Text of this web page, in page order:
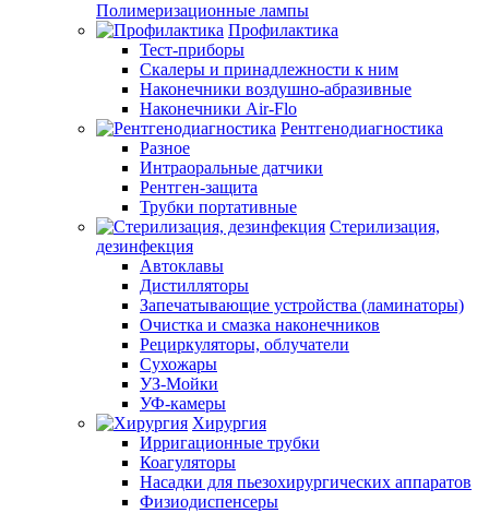
Полимеризационные лампы
Профилактика
Тест-приборы
Скалеры и принадлежности к ним
Наконечники воздушно-абразивные
Наконечники Air-Flo
Рентгенодиагностика
Разное
Интраоральные датчики
Рентген-защита
Трубки портативные
Стерилизация,
дезинфекция
Автоклавы
Дистилляторы
Запечатывающие устройства (ламинаторы)
Очистка и смазка наконечников
Рециркуляторы, облучатели
Сухожары
УЗ-Мойки
УФ-камеры
Хирургия
Ирригационные трубки
Коагуляторы
Насадки для пьезохирургических аппаратов
Физиодиспенсеры